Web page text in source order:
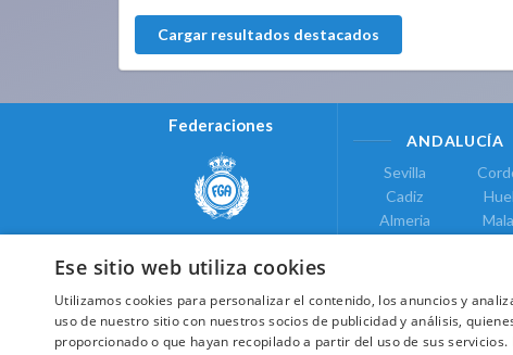
Cargar resultados destacados
Federaciones
Real Federación Andaluza de
Golf
ANDALUCÍA
Sevilla
Cadiz
Almeria
Valencia
COMUNIDAD DE
Ese sitio web utiliza cookies
Utilizamos cookies para personalizar el contenido, los anuncios y
uso de nuestro sitio con nuestros socios de publicidad y análisis,
proporcionado o que hayan recopilado a partir del uso de sus servicios.